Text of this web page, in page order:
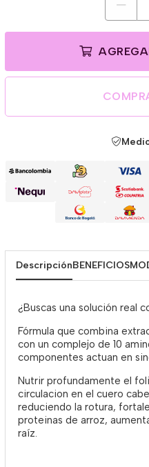
DescripciónBENEFICIOS
¿Buscas una solución real
Fórmula que combina
con un complejo de 10
componentes actuan en
Nutrir profundamente el
circulacion en el cuero
reduciendo la rotura,
proteinas de arroz,
raíz.